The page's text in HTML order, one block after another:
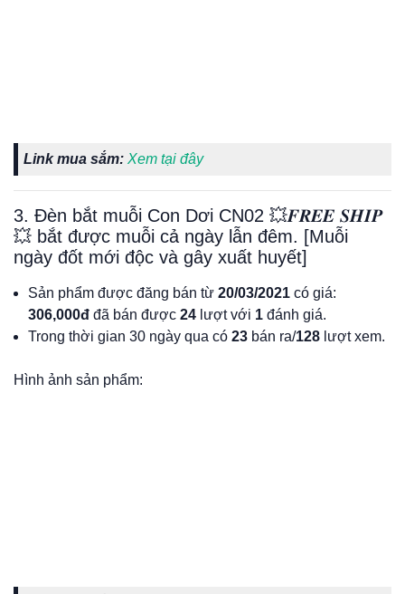
Link mua sắm: Xem tại đây
3. Đèn bắt muỗi Con Dơi CN02 💥𝑭𝑹𝑬𝑬 𝑺𝑯𝑰𝑷
💥 bắt được muỗi cả ngày lẫn đêm. [Muỗi
ngày đốt mới độc và gây xuất huyết]
Sản phẩm được đăng bán từ 20/03/2021 có giá:
306,000đ đã bán được 24 lượt với 1 đánh giá.
Trong thời gian 30 ngày qua có 23 bán ra/128 lượt xem.
Hình ảnh sản phẩm: